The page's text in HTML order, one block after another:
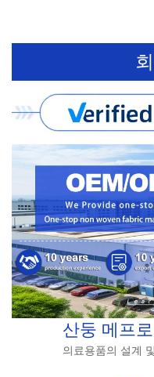
산둥 메프
의료용품의 설계